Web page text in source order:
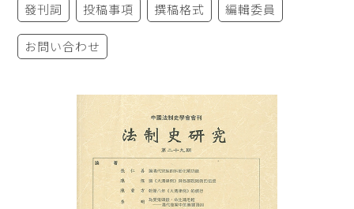
發刊詞 投稿事項 撰稿格式 編輯委員
お問い合わせ